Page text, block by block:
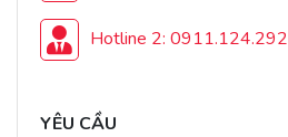
Hotline 2: 0911.124.292
YÊU CẦU